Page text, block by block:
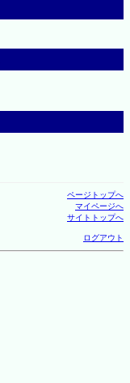
ページトップへ
マイページへ
サイトトップへ
ログアウト